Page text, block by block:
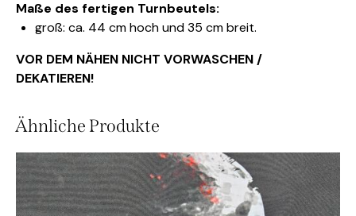
Maße des fertigen Turnbeutels:
groß: ca. 44 cm hoch und 35 cm breit.
VOR DEM NÄHEN NICHT VORWASCHEN /
DEKATIEREN!
Ähnliche Produkte